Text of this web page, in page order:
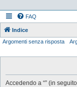
FAQ
Indice
Argomenti senza risposta
Accedendo a “” (in seguito